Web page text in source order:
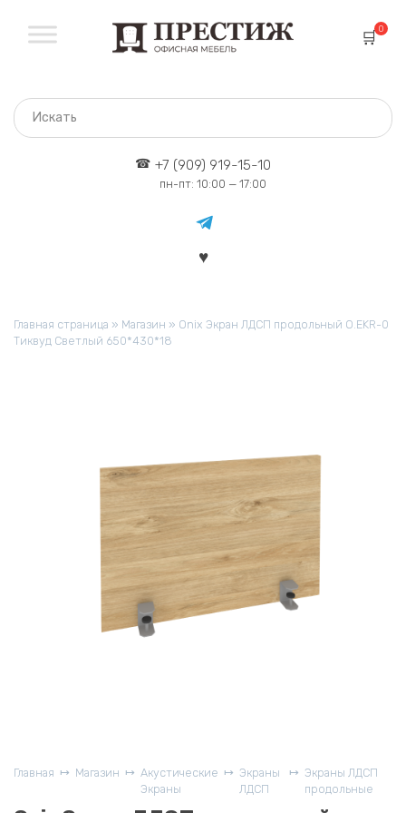
содержанию
0
+7 (909) 919-15-10
пн-пт: 10:00 — 17:00
Главная страница » Магазин » Onix Экран ЛДСП продольный O.EKR-0
Тиквуд Светлый 650*430*18
Главная Магазин
Акустические
Экраны
Экраны
ЛДСП
Экраны ЛДСП
продольные